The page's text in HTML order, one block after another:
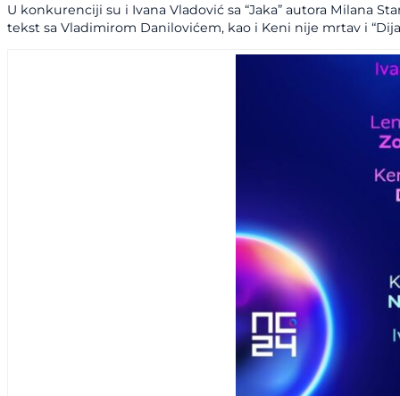
U konkurenciji su i Ivana Vladović sa “Jaka” autora Milana
tekst sa Vladimirom Danilovićem, kao i Keni nije mrtav i